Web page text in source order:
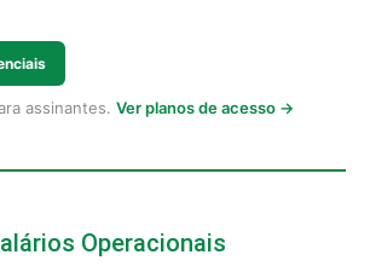
assinantes. Ver planos de acesso →
Operacionais